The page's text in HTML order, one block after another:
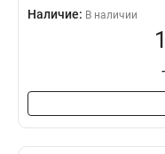
Наличие: В наличии